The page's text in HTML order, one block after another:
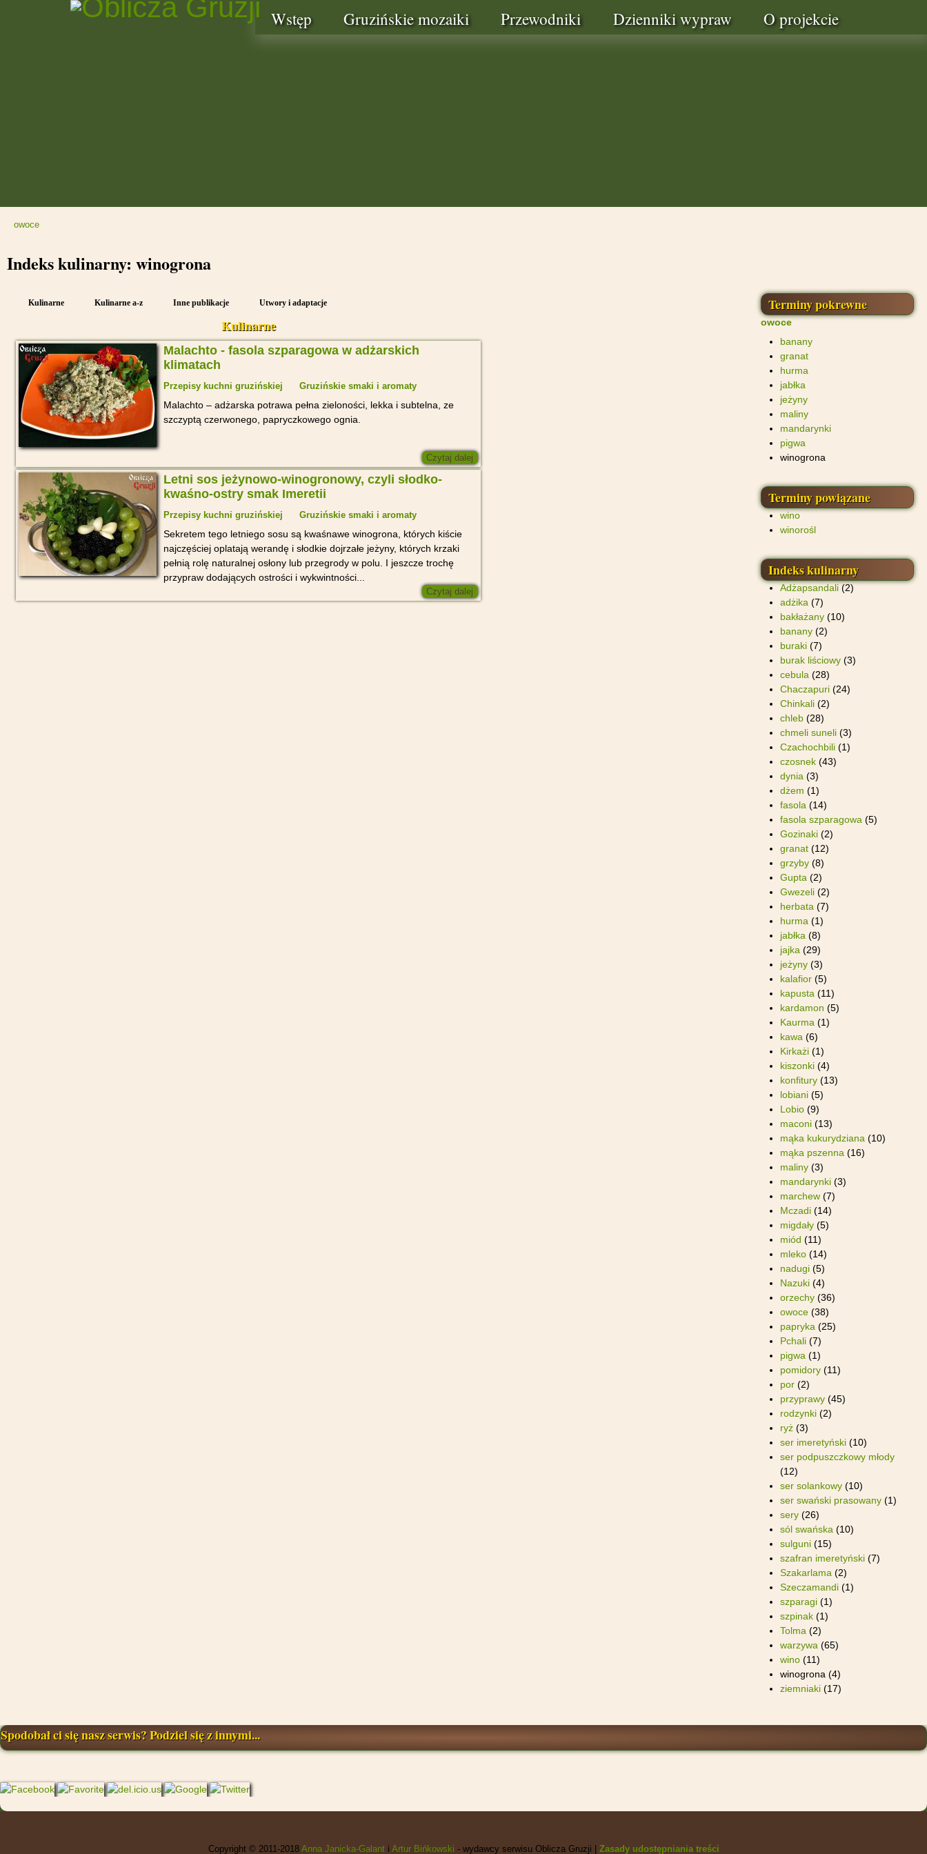
Wstęp Gruzińskie mozaiki Przewodniki Dzienniki wypraw O projekcie
owoce
Indeks kulinarny: winogrona
Kulinarne Kulinarne a-z Inne publikacje Utwory i adaptacje
Kulinarne
Malachto - fasola szparagowa w adżarskich
klimatach
Przepisy kuchni gruzińskiej Gruzińskie smaki i aromaty
Malachto – adżarska potrawa pełna zieloności, lekka i subtelna, ze
szczyptą czerwonego, papryczkowego ognia.
Czytaj dalej
Letni sos jeżynowo-winogronowy, czyli słodko-
kwaśno-ostry smak Imeretii
Przepisy kuchni gruzińskiej Gruzińskie smaki i aromaty
Sekretem tego letniego sosu są kwaśnawe winogrona, których kiście
najczęściej oplatają werandę i słodkie dojrzałe jeżyny, których krzaki
pełnią rolę naturalnej osłony lub przegrody w polu. I jeszcze trochę
przypraw dodających ostrości i wykwintności...
Czytaj dalej
Terminy pokrewne
owoce
banany
granat
hurma
jabłka
jeżyny
maliny
mandarynki
pigwa
winogrona
Terminy powiązane
wino
winorośl
Indeks kulinarny
Adżapsandali (2)
adżika (7)
bakłażany (10)
banany (2)
buraki (7)
burak liściowy (3)
cebula (28)
Chaczapuri (24)
Chinkali (2)
chleb (28)
chmeli suneli (3)
Czachochbili (1)
czosnek (43)
dynia (3)
dżem (1)
fasola (14)
fasola szparagowa (5)
Gozinaki (2)
granat (12)
grzyby (8)
Gupta (2)
Gwezeli (2)
herbata (7)
hurma (1)
jabłka (8)
jajka (29)
jeżyny (3)
kalafior (5)
kapusta (11)
kardamon (5)
Kaurma (1)
kawa (6)
Kirkażi (1)
kiszonki (4)
konfitury (13)
lobiani (5)
Lobio (9)
maconi (13)
mąka kukurydziana (10)
mąka pszenna (16)
maliny (3)
mandarynki (3)
marchew (7)
Mczadi (14)
migdały (5)
miód (11)
mleko (14)
nadugi (5)
Nazuki (4)
orzechy (36)
owoce (38)
papryka (25)
Pchali (7)
pigwa (1)
pomidory (11)
por (2)
przyprawy (45)
rodzynki (2)
ryż (3)
ser imeretyński (10)
ser podpuszczkowy młody
(12)
ser solankowy (10)
ser swański prasowany (1)
sery (26)
sól swańska (10)
sulguni (15)
szafran imeretyński (7)
Szakarlama (2)
Szeczamandi (1)
szparagi (1)
szpinak (1)
Tolma (2)
warzywa (65)
wino (11)
winogrona (4)
ziemniaki (17)
Spodobał ci się nasz serwis? Podziel się z innymi...
Copyright © 2011-2018 Anna Janicka-Galanti Artur Bińkowski - wydawcy serwisu Oblicza Gruzji | Zasady udostępniania treści